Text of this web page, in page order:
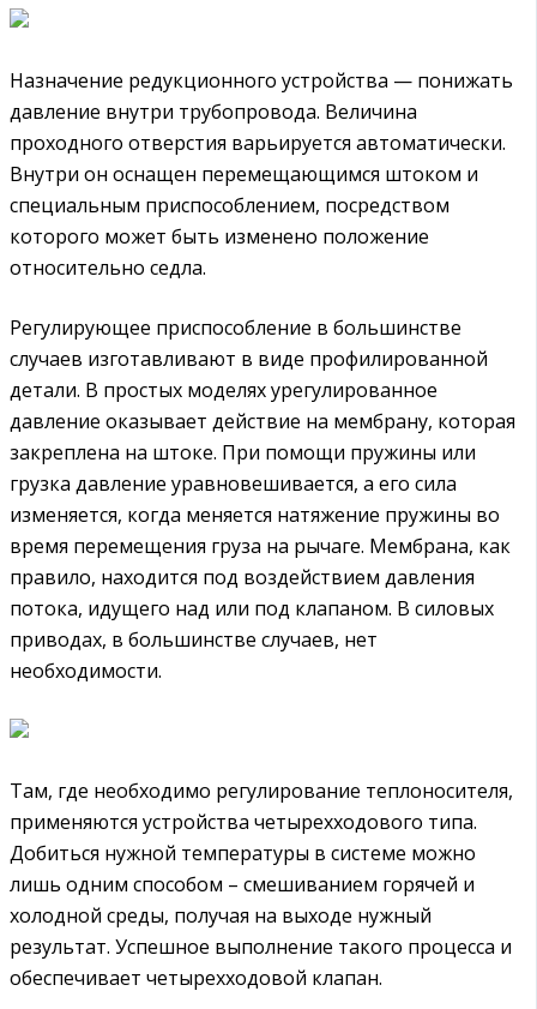
Назначение редукционного устройства — понижать
давление внутри трубопровода. Величина
проходного отверстия варьируется автоматически.
Внутри он оснащен перемещающимся штоком и
специальным приспособлением, посредством
которого может быть изменено положение
относительно седла.
Регулирующее приспособление в большинстве
случаев изготавливают в виде профилированной
детали. В простых моделях урегулированное
давление оказывает действие на мембрану, которая
закреплена на штоке. При помощи пружины или
грузка давление уравновешивается, а его сила
изменяется, когда меняется натяжение пружины во
время перемещения груза на рычаге. Мембрана, как
правило, находится под воздействием давления
потока, идущего над или под клапаном. В силовых
приводах, в большинстве случаев, нет
необходимости.
Там, где необходимо регулирование теплоносителя,
применяются устройства четырехходового типа.
Добиться нужной температуры в системе можно
лишь одним способом – смешиванием горячей и
холодной среды, получая на выходе нужный
результат. Успешное выполнение такого процесса и
обеспечивает четырехходовой клапан.